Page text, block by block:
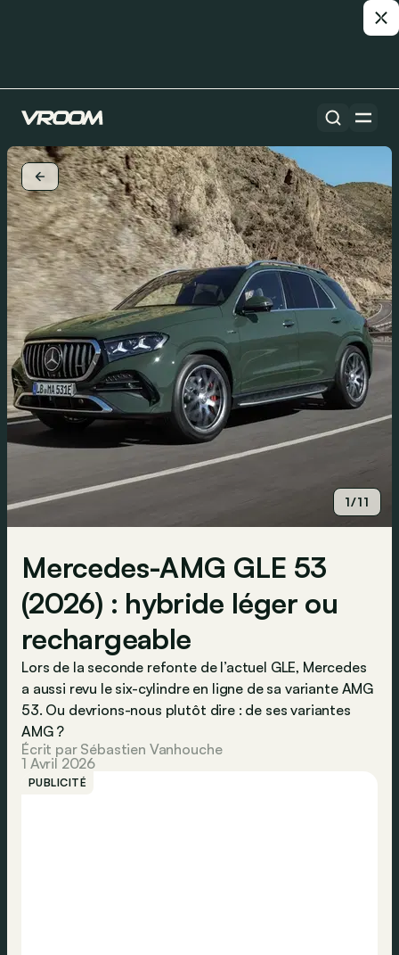
1/11
Mercedes-AMG GLE 53
(2026) : hybride léger ou
rechargeable
Lors de la seconde refonte de l’actuel GLE, Mercedes
a aussi revu le six-cylindre en ligne de sa variante AMG
53. Ou devrions-nous plutôt dire : de ses variantes
AMG ?
Écrit par Sébastien Vanhouche
1 Avril 2026
PUBLICITÉ